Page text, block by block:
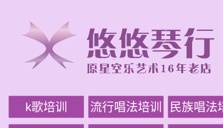
k歌培训 流行唱法培训 民族唱法